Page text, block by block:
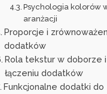
Psychologia kolorów
aranżacji
Proporcje i
dodatków
Rola tekstur w doborze i
łączeniu dodatków
Funkcjonalne dodatki do